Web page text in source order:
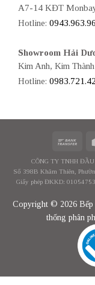
A7-14 KĐT
Hotline:
Showroom Hải
Kim Anh, Kim Thành
Hotline:
CÔNG TY TNHH
Số 398B Khâm Thiên,
Giấy phép ĐKKD:
Copyright © 2026 Bếp
thống phân